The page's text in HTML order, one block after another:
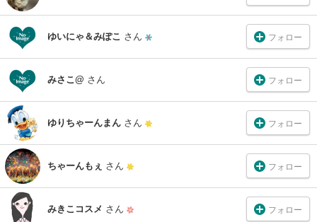
ゆいにゃ＆みぽこ さん フォロー
みさこ@ さん フォロー
ゆりちゃーんまん さん フォロー
ちゃーんもぇ さん フォロー
みきこコスメ さん フォロー